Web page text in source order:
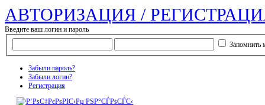
АВТОРИЗАЦИЯ /
Введите ваш логин и пароль
Запомнить
Забыли пароль?
Забыли логин?
Регистрация